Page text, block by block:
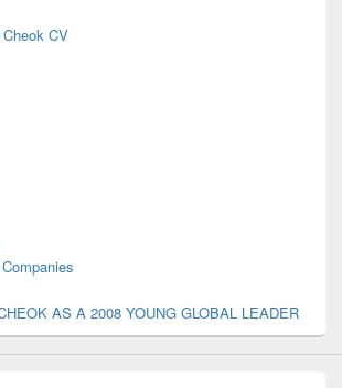
CV
AS A 2008 YOUNG GLOBAL LEADER